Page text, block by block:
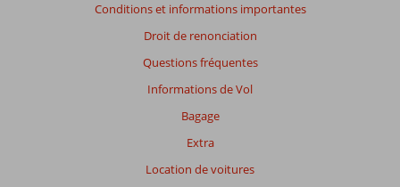
Conditions et informations importantes
Droit de renonciation
Questions fréquentes
Informations de Vol
Bagage
Extra
Location de voitures